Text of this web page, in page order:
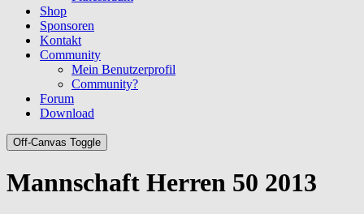
Shop
Sponsoren
Kontakt
Community
Mein Benutzerprofil
Community?
Forum
Download
Off-Canvas Toggle
Mannschaft Herren 50 2013